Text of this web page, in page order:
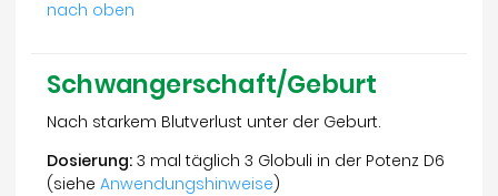
nach oben
Schwangerschaft/Geburt
Nach starkem Blutverlust unter der Geburt.
Dosierung: 3 mal täglich 3 Globuli in der Potenz D6
(siehe Anwendungshinweise)